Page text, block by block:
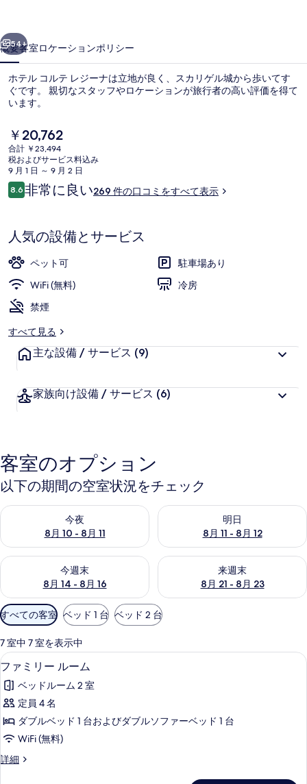
ジ
ー
ナ
の
写
真
ギ
ャ
リ
ー
外観
次へ
54+
概要客室ロケーションポリシー
ホテル コルテ レジーナは立地が良く、スカリゲル城から歩いてす
ぐです。 親切なスタッフやロケーションが旅行者の高い評価を得て
います。
現
在
の
料
金
は
す
￥20,762
合計 ￥23,494
税およびサービス料込み
9 月 1 日 ～ 9 月 2 日
口
コ
8.610段階中8.6
非常に良い269 件の口コミをすべて表示
人気の設備とサービス
ペット可
駐車場あり
WiFi (無料)
冷房
禁煙
すべて見る
主な設備 / サービス (9)
家族向け設備 / サービス (6)
客室のオプション
以下の期間の空室状況をチェック
今夜
8月 10 - 8月 11
今夜 8月 10 - 8月 11 の空室状況をチェック
明日
8月 11 - 8月 12
明日 8月 11 - 8月 12 の空室状
今週末
8月 14 - 8月 16
今週末 8月 14 - 8月 16 の空室状況をチェック
来週末
8月 21 - 8月 23
来週末 8月 21 - 8月 23 の空室
利
用
可
能
な
客
室
の
り
込
すべての客室 ベッド 1 台 ベッド 2 台
7 室中 7 室を表示中
フ
ァ
ミ
リ
ー
ー
ファミリー ルーム | 高級寝具、ミニ
8
ファミリー ルーム
ベッドルーム 2 室
定員 4 名
ダブルベッド 1 台およびダブルソファーベッド 1 台
WiFi (無料)
詳細
フ